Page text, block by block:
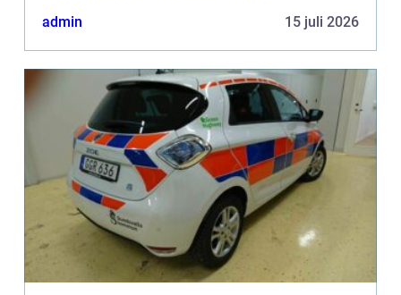
admin 15 juli 2026